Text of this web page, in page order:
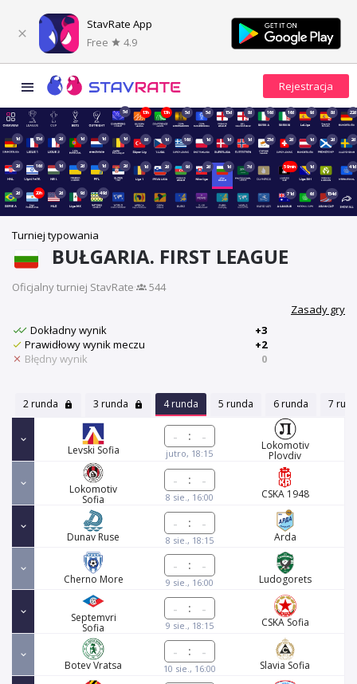
StavRate App
Free
4.9
5d 13h 13h 5d 5d 15d 8d 16d 16d 9d 8d 22d
1d 15d 2d 1d 1d 1d 8d 1d 16d 1d 1d 1d 23d 2d 1d 2d 2d
2d 16d 1d 2d 1d 2d 1d 2d 9d 2d 1d 7d 59min 1d 41d
2d 20h 2d 9d 49d 71d 6d 154d
Turniej typowania
BUŁGARIA. FIRST LEAGUE
Oficjalny turniej StavRate·
544
Zasady gry
Dokładny wynik
+3
Prawidłowy wynik meczu
+2
Błędny wynik
0
2 runda 3 runda 4 runda 5 runda 6 runda 7
Levski Sofia
:
jutro, 18:15
Lokomotiv
Plovdiv
Lokomotiv
Sofia
:
8 sie., 16:00 CSKA 1948
Dunav Ruse
:
8 sie., 18:15 Arda
Cherno More
:
9 sie., 16:00 Ludogorets
Septemvri
Sofia
:
9 sie., 18:15 CSKA Sofia
Botev Vratsa
:
10 sie., 16:00 Slavia Sofia